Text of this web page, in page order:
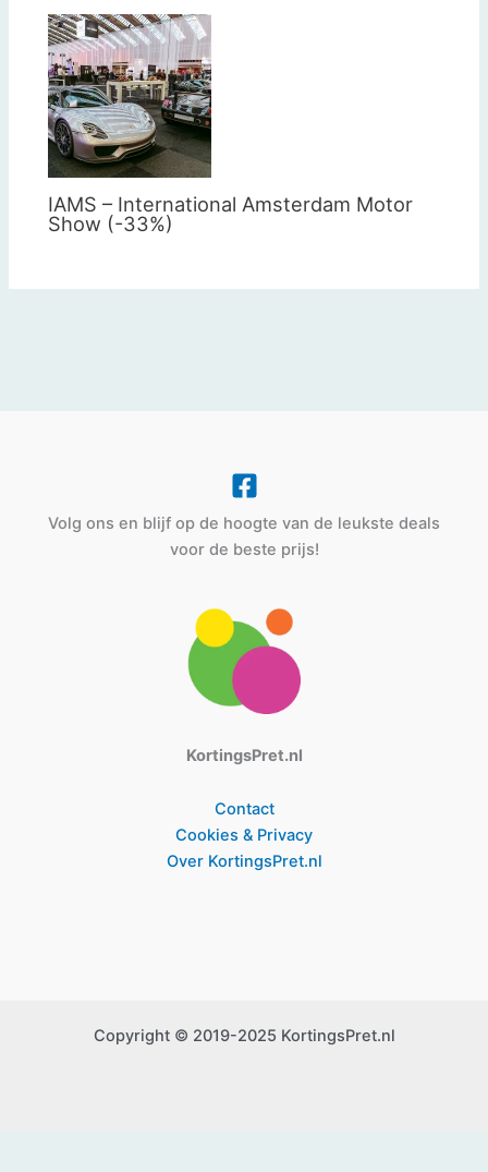
IAMS – International Amsterdam Motor
Show (-33%)
Volg ons en blijf op de hoogte van de leukste deals
voor de beste prijs!
KortingsPret.nl
Contact
Cookies & Privacy
Over KortingsPret.nl
Copyright © 2019-2025 KortingsPret.nl